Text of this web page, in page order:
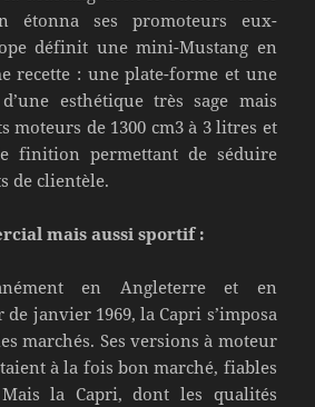
étonna ses promoteurs eux-
définit une mini-Mustang en
recette : une plate-forme et une
esthétique très sage mais
moteurs de 1300 cm3 à 3 litres et
finition permettant de séduire
de clientèle.
mais aussi sportif :
en Angleterre et en
janvier 1969, la Capri s’imposa
marchés. Ses versions à moteur
à la fois bon marché, fiables
la Capri, dont les qualités